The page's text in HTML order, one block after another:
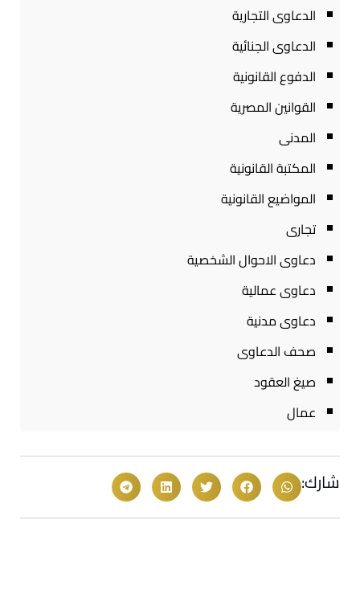
الدعاوى التجارية
الدعاوى الجنائية
الدفوع القانونية
القوانين المصرية
المدنى
المكتبة القانونية
المواضيع القانونية
تجارى
دعاوى الاحوال الشخصية
دعاوى عمالية
دعاوى مدنية
صحف الدعاوى
صيغ العقود
عمال
شارك: